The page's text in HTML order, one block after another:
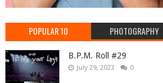
POPULAR 10 PHOTOGRAPHY
B.P.M. Roll #29
July 29, 2023 0